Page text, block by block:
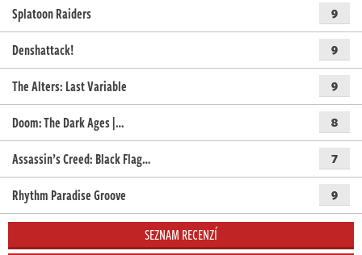
Splatoon Raiders 9
Denshattack! 9
The Alters: Last Variable 9
Doom: The Dark Ages |… 8
Assassin’s Creed: Black Flag… 7
Rhythm Paradise Groove 9
SEZNAM RECENZÍ